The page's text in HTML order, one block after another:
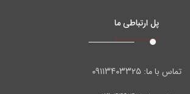
پل ارتباطی ما
تماس با ما:۰۹۱۱۳۴۰۳۳۲۵